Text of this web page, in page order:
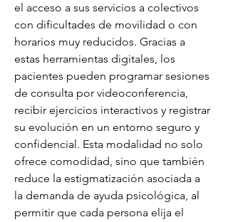
el acceso a sus servicios a colectivos
con dificultades de movilidad o con
horarios muy reducidos. Gracias a
estas herramientas digitales, los
pacientes pueden programar sesiones
de consulta por videoconferencia,
recibir ejercicios interactivos y registrar
su evolución en un entorno seguro y
confidencial. Esta modalidad no solo
ofrece comodidad, sino que también
reduce la estigmatización asociada a
la demanda de ayuda psicológica, al
permitir que cada persona elija el